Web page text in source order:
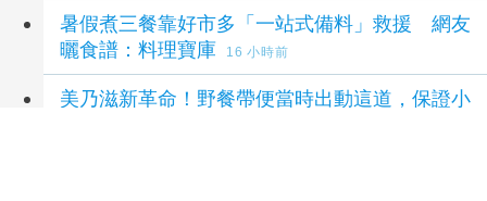
暑假煮三餐靠好市多「一站式備料」救援 網友
曬食譜：料理寶庫
16 小時前
美乃滋新革命！野餐帶便當時出動這道，保證小